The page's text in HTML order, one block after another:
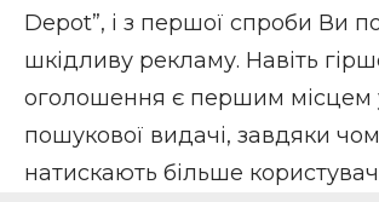
Depot”, і з першої спроби Ви
шкідливу рекламу. Навіть
оголошення є першим місцем у
пошукової видачі, завдяки
натискають більше